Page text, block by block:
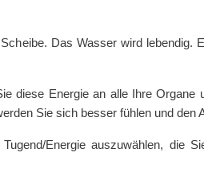
Das Wasser wird lebendig.
diese Energie an alle Ihre Organe
Sie sich besser fühlen und den
Energie auszuwählen, die